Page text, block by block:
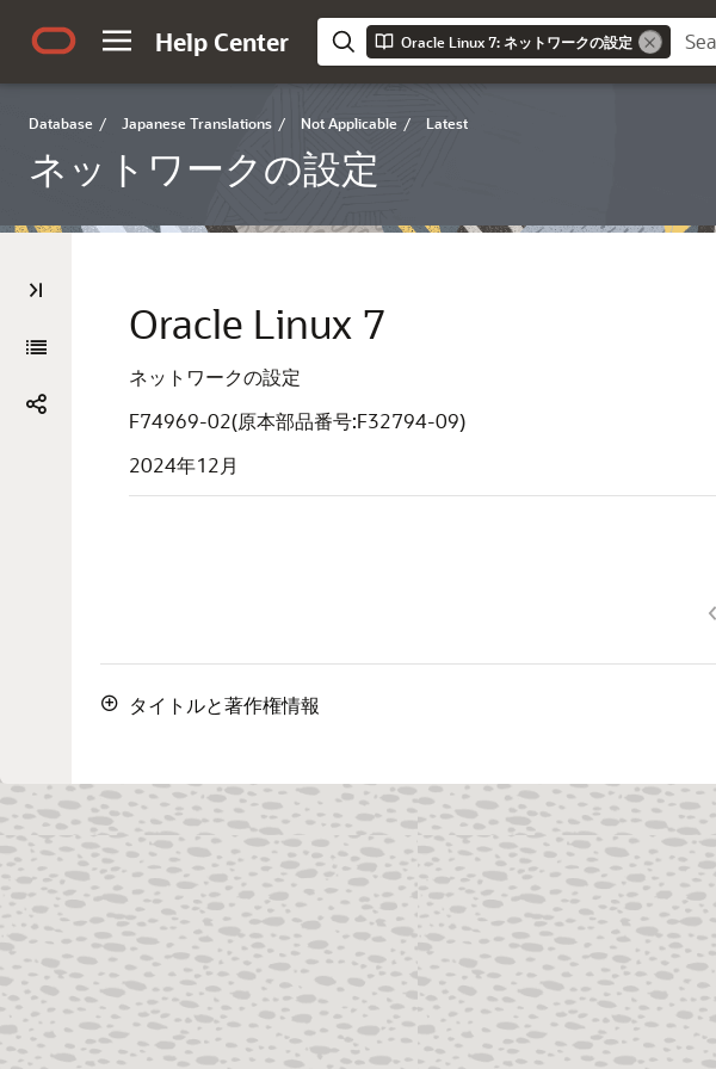
Help Center Oracle Linux 7: ネットワークの設定
Database / Japanese Translations / Not Applicable / Latest
ネットワークの設定
Oracle Linux 7
ネットワークの設定
F74969-02(原本部品番号:F32794-09)
2024年12月
タイトルと著作権情報